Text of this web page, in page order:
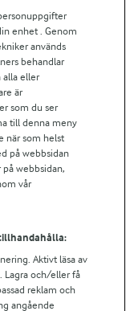
enhet . Genom
används
behandlar
alla eller
är
som du ser
till denna meny
när som helst
på webbsidan
webbsidan,
vår
Aktivt läsa av
Lagra och/eller få
reklam och
angående